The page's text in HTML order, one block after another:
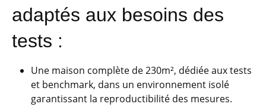
adaptés aux besoins des
tests :
Une maison complète de 230m², dédiée aux tests
et benchmark, dans un environnement isolé
garantissant la reproductibilité des mesures.